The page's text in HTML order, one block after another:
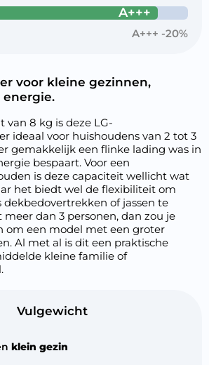
A+++
A+++ -20%
voor kleine gezinnen,
energie.
van 8 kg is deze LG-
ideaal voor huishoudens van 2 tot 3
gemakkelijk een flinke lading was in
bespaart. Voor een
is deze capaciteit wellicht wat
het biedt wel de flexibiliteit om
dekbedovertrekken of jassen te
dan 3 personen, dan zou je
om een model met een groter
Al met al is dit een praktische
kleine familie of
Vulgewicht
klein gezin